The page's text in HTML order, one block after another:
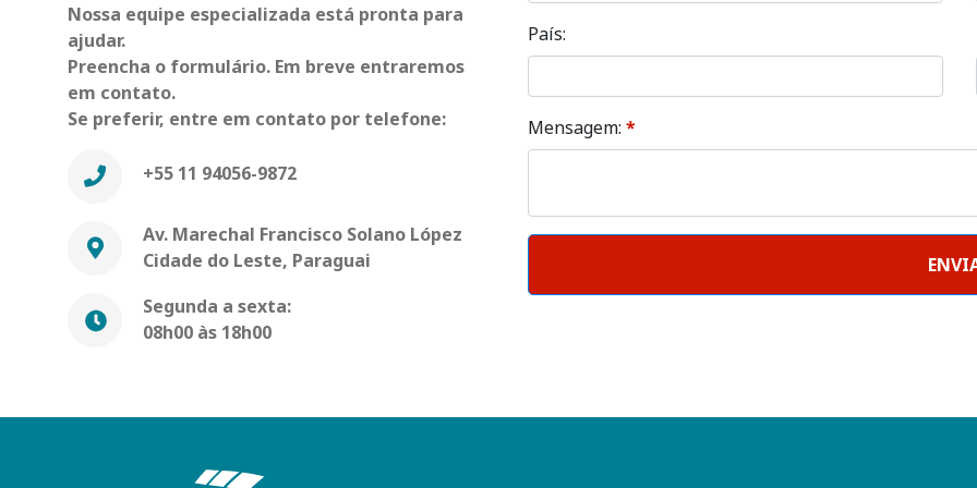
Nossa equipe especializada está pronta para
ajudar.
Preencha o formulário. Em breve entraremos
em contato.
Se preferir, entre em contato por telefone:
+55 11 94056-9872
Av. Marechal Francisco Solano López
Cidade do Leste, Paraguai
Segunda a sexta:
08h00 às 18h00
País:
Mensagem: *